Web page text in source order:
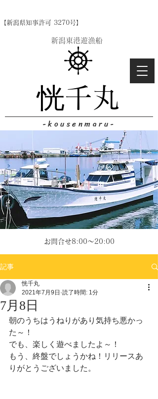
【新潟県知事許可 3270号】
恍千丸
-kousenmaru-
​新潟東港遊漁船
お問合せ8:00～20:00
記事
7月8日
恍千丸
2021年7月9日 読了時間: 1分
朝のうちはうねりがあり気持ち悪かっ
た～！
でも、楽しく遊べましたよ～！
もう、終盤でしょうかね！リリースあ
りがとうございました。